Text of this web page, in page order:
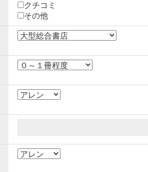
クチコミ
その他